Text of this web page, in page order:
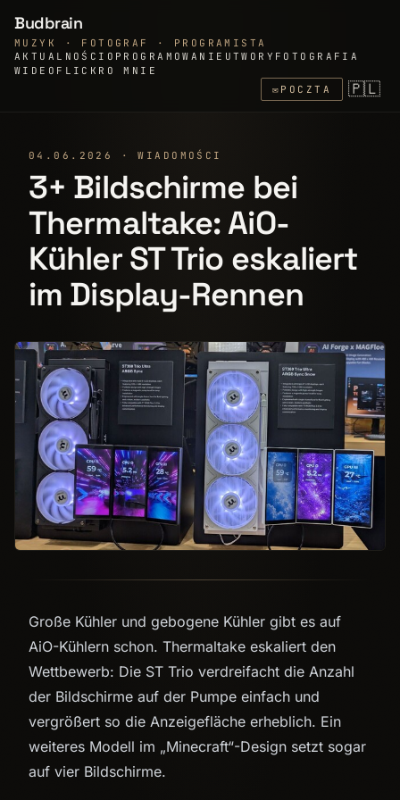
Budbrain
MUZYK · FOTOGRAF · PROGRAMISTA
AKTUALNOŚCI OPROGRAMOWANIE UTWORY FOTOGRAFIA
WIDEO FLICKR O MNIE
✉ POCZTA 🇵🇱
04.06.2026 · WIADOMOŚCI
3+ Bildschirme bei
Thermaltake: AiO-
Kühler ST Trio eskaliert
im Display-Rennen
Große Kühler und gebogene Kühler gibt es auf
AiO-Kühlern schon. Thermaltake eskaliert den
Wettbewerb: Die ST Trio verdreifacht die Anzahl
der Bildschirme auf der Pumpe einfach und
vergrößert so die Anzeigefläche erheblich. Ein
weiteres Modell im „Minecraft“-Design setzt sogar
auf vier Bildschirme.